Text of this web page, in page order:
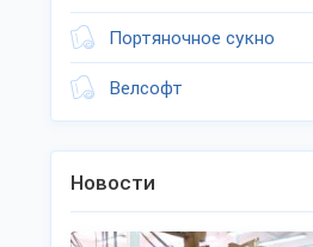
Портяночное сукно
Велсофт
Новости